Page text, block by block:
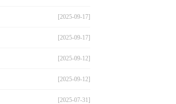
[2025-09-17]
[2025-09-17]
[2025-09-12]
[2025-09-12]
[2025-07-31]